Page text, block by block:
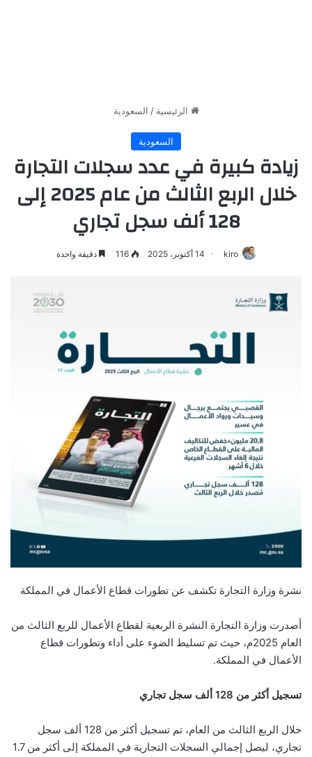
الرئيسية / السعودية
السعودية
زيادة كبيرة في عدد سجلات التجارة
خلال الربع الثالث من عام 2025 إلى
128 ألف سجل تجاري
kiro 14 أكتوبر، 2025 116 دقيقة واحدة
نشرة وزارة التجارة تكشف عن تطورات قطاع الأعمال في المملكة
أصدرت وزارة التجارة النشرة الربعية لقطاع الأعمال للربع الثالث من
العام 2025م، حيث تم تسليط الضوء على أداء وتطورات قطاع
الأعمال في المملكة.
تسجيل أكثر من 128 ألف سجل تجاري
خلال الربع الثالث من العام، تم تسجيل أكثر من 128 ألف سجل
تجاري، ليصل إجمالي السجلات التجارية في المملكة إلى أكثر من 1.7